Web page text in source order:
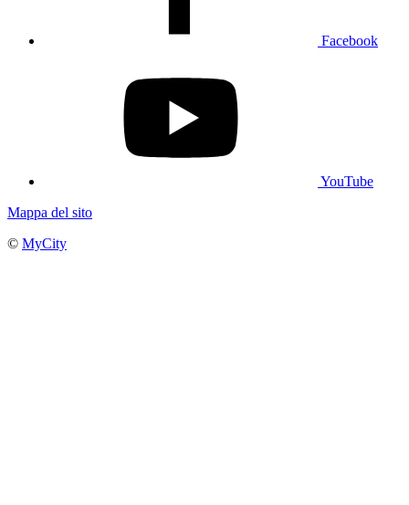
Facebook
YouTube
Mappa del sito
© MyCity